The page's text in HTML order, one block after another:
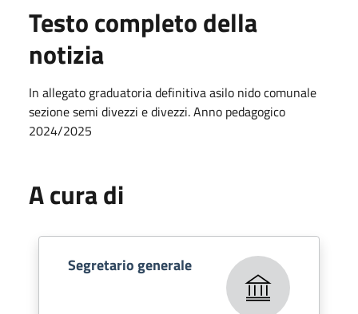
Testo completo della
notizia
In allegato graduatoria definitiva asilo nido comunale
sezione semi divezzi e divezzi. Anno pedagogico
2024/2025
A cura di
Segretario generale